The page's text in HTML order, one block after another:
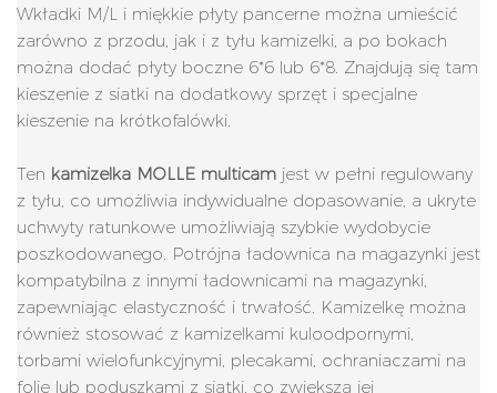
Wkładki M/L i miękkie płyty pancerne można umieścić
zarówno z przodu, jak i z tyłu kamizelki, a po bokach
można dodać płyty boczne 6*6 lub 6*8. Znajdują się tam
kieszenie z siatki na dodatkowy sprzęt i specjalne
kieszenie na krótkofalówki.
Ten kamizelka MOLLE multicam jest w pełni regulowany
z tyłu, co umożliwia indywidualne dopasowanie, a ukryte
uchwyty ratunkowe umożliwiają szybkie wydobycie
poszkodowanego. Potrójna ładownica na magazynki jest
kompatybilna z innymi ładownicami na magazynki,
zapewniając elastyczność i trwałość. Kamizelkę można
również stosować z kamizelkami kuloodpornymi,
torbami wielofunkcyjnymi, plecakami, ochraniaczami na
folie lub poduszkami z siatki, co zwiększa jej